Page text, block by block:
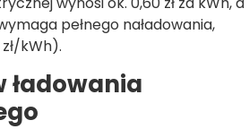
pełnego naładowania,
kWh).
ładowania